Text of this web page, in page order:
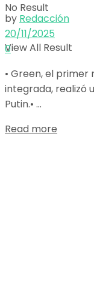
No Result
View All Result
by Redacción
20/11/2025
0
• Green, el
integrada, realizó
Putin.• ...
Read more